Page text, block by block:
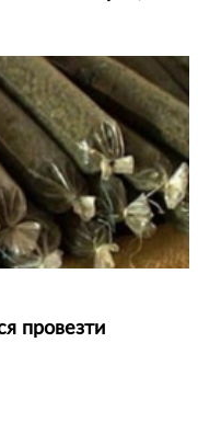
провезти